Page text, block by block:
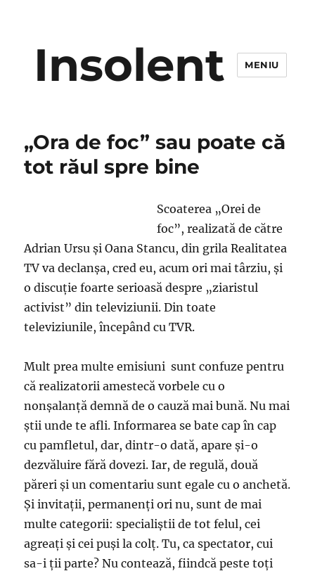
Insolent MENIU
„Ora de foc” sau poate că
tot răul spre bine
Scoaterea „Orei de
foc”, realizată de către
Adrian Ursu şi Oana Stancu, din grila Realitatea
TV va declanşa, cred eu, acum ori mai târziu, şi
o discuţie foarte serioasă despre „ziaristul
activist” din televiziunii. Din toate
televiziunile, începând cu TVR.
Mult prea multe emisiuni sunt confuze pentru
că realizatorii amestecă vorbele cu o
nonşalanţă demnă de o cauză mai bună. Nu mai
ştii unde te afli. Informarea se bate cap în cap
cu pamfletul, dar, dintr-o dată, apare şi-o
dezvăluire fără dovezi. Iar, de regulă, două
păreri şi un comentariu sunt egale cu o anchetă.
Şi invitaţii, permanenţi ori nu, sunt de mai
multe categorii: specialiştii de tot felul, cei
agreaţi şi cei puşi la colţ. Tu, ca spectator, cui
sa-i ţii parte? Nu contează, fiindcă peste toţi